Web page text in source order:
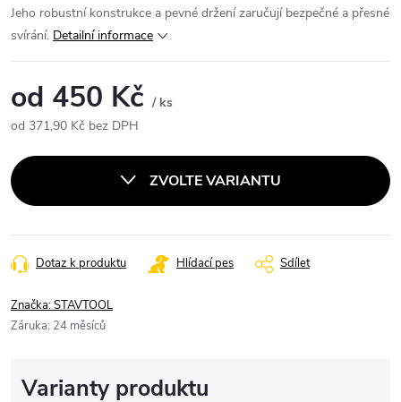
Jeho robustní konstrukce a pevné držení zaručují bezpečné a přesné
svírání. Detailní informace
od 450 Kč / ks
od 371,90 Kč bez DPH
cena:
ZVOLTE VARIANTU
Dotaz k produktu Hlídací pes Sdílet
Značka:STAVTOOL
Záruka: 24 měsíců